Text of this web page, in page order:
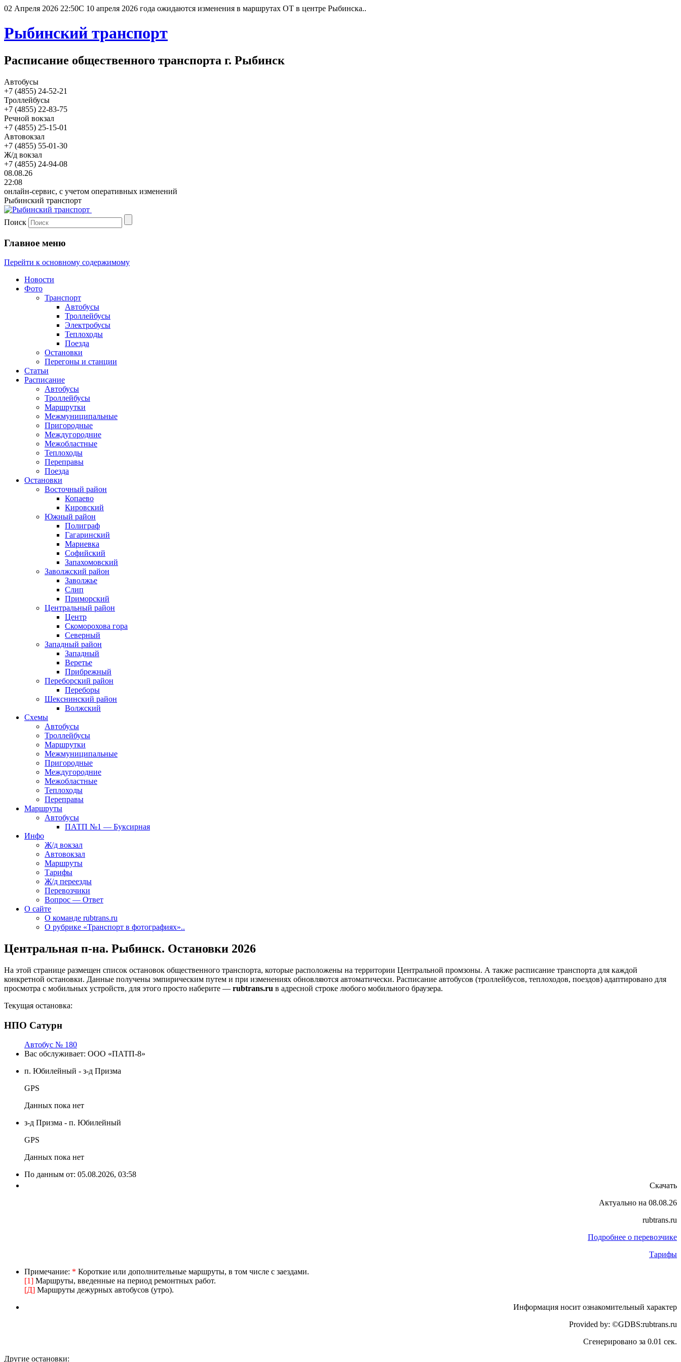
02 Апреля 2026 22:50С 10 апреля 2026 года ожидаются изменения в маршрутах ОТ в центре Рыбинска..
Рыбинский транспорт
Расписание общественного транспорта г. Рыбинск
Автобусы
+7 (4855) 24-52-21
Троллейбусы
+7 (4855) 22-83-75
Речной вокзал
+7 (4855) 25-15-01
Автовокзал
+7 (4855) 55-01-30
Ж/д вокзал
+7 (4855) 24-94-08
08.08.26
22:08
онлайн-сервис, с учетом оперативных изменений
Рыбинский транспорт
Поиск
Главное меню
Перейти к основному содержимому
Новости
Фото
Транспорт
Автобусы
Троллейбусы
Электробусы
Теплоходы
Поезда
Остановки
Перегоны и станции
Статьи
Расписание
Автобусы
Троллейбусы
Маршрутки
Межмуниципальные
Пригородные
Междугородние
Межобластные
Теплоходы
Переправы
Поезда
Остановки
Восточный район
Копаево
Кировский
Южный район
Полиграф
Гагаринский
Мариевка
Софийский
Запахомовский
Заволжский район
Заволжье
Слип
Приморский
Центральный район
Центр
Скоморохова гора
Северный
Западный район
Западный
Веретье
Прибрежный
Переборский район
Переборы
Шекснинский район
Волжский
Схемы
Автобусы
Троллейбусы
Маршрутки
Межмуниципальные
Пригородные
Междугородние
Межобластные
Теплоходы
Переправы
Маршруты
Автобусы
ПАТП №1 — Буксирная
Инфо
Ж/д вокзал
Автовокзал
Маршруты
Тарифы
Ж/д переезды
Перевозчики
Вопрос — Ответ
О сайте
О команде rubtrans.ru
О рубрике «Транспорт в фотографиях»..
Центральная п-на. Рыбинск. Остановки 2026
На этой странице размещен список остановок общественного транспорта, которые расположены на территории Центральной промзоны. А также расписание транспорта для каждой
конкретной остановки. Данные получены эмпирическим путем и при изменениях обновляются автоматически. Расписание автобусов (троллейбусов, теплоходов, поездов) адаптировано для
просмотра с мобильных устройств, для этого просто наберите — rubtrans.ru в адресной строке любого мобильного браузера.
Текущая остановка:
НПО Сатурн
Автобус № 180
Вас обслуживает: ООО «ПАТП-8»
п. Юбилейный - з-д Призма
GPS
Данных пока нет
з-д Призма - п. Юбилейный
GPS
Данных пока нет
По данным от: 05.08.2026, 03:58
Скачать
Актуально на 08.08.26
rubtrans.ru
Подробнее о перевозчике
Тарифы
Примечание: * Короткие или дополнительные маршруты, в том числе с заездами.
[1] Маршруты, введенные на период ремонтных работ.
[Д] Маршруты дежурных автобусов (утро).
Информация носит ознакомительный характер
Provided by: ©GDBS:rubtrans.ru
Сгенерировано за 0.01 сек.
Другие остановки: